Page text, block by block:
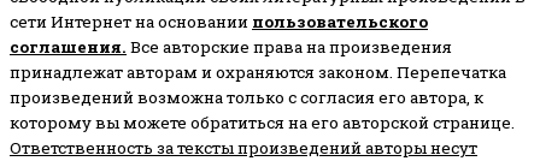
сети Интернет на основании пользовательского
соглашения. Все авторские права на произведения
принадлежат авторам и охраняются законом. Перепечатка
произведений возможна только с согласия его автора, к
которому вы можете обратиться на его авторской странице.
Ответственность за тексты произведений авторы несут